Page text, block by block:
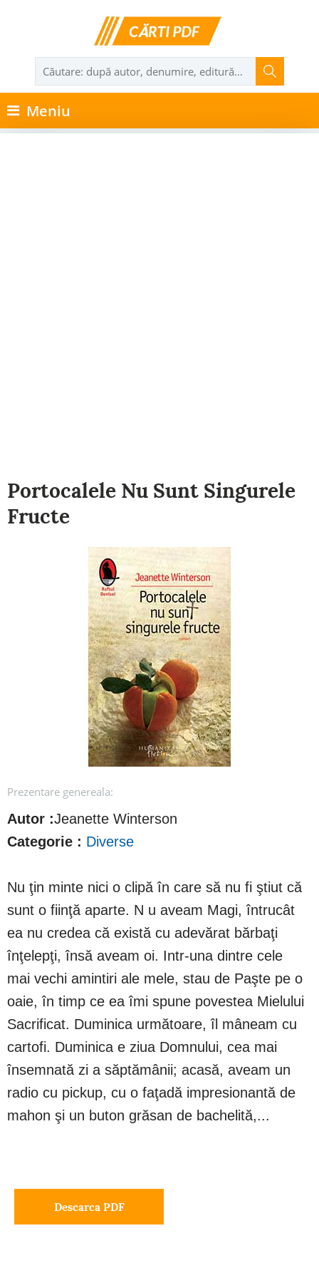
Meniu
Portocalele Nu Sunt Singurele
Fructe
Prezentare genereala:
Autor :Jeanette Winterson
Categorie : Diverse
Nu ţin minte nici o clipă în care să nu fi ştiut că
sunt o fiinţă aparte. N u aveam Magi, întrucât
ea nu credea că există cu adevărat bărbaţi
înţelepţi, însă aveam oi. Intr-una dintre cele
mai vechi amintiri ale mele, stau de Paşte pe o
oaie, în timp ce ea îmi spune povestea Mielului
Sacrificat. Duminica următoare, îl mâneam cu
cartofi. Duminica e ziua Domnului, cea mai
însemnată zi a săptămânii; acasă, aveam un
radio cu pickup, cu o faţadă impresionantă de
mahon şi un buton grăsan de bachelită,...
Descarca PDF